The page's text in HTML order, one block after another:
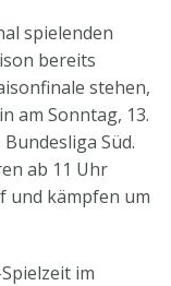
spielenden
bereits
stehen,
am Sonntag, 13.
Süd.
ab 11 Uhr
und kämpfen um
im